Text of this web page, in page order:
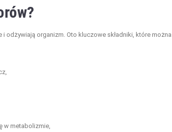
i odżywiają organizm. Oto kluczowe składniki, które można
w metabolizmie,